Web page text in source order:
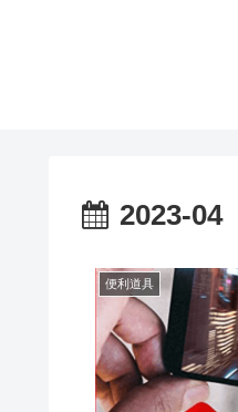
2023-04
便利道具